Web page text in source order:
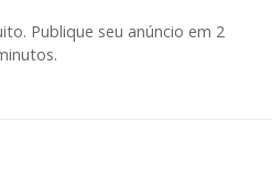
Publique seu anúncio em 2